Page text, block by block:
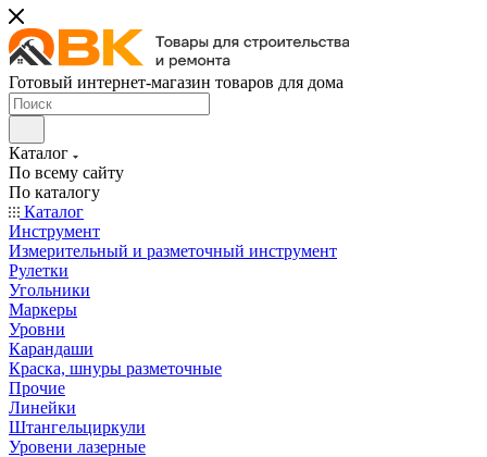
Готовый интернет-магазин товаров для дома
Каталог
По всему сайту
По каталогу
Каталог
Инструмент
Измерительный и разметочный инструмент
Рулетки
Угольники
Маркеры
Уровни
Карандаши
Краска, шнуры разметочные
Прочие
Линейки
Штангельциркули
Уровени лазерные